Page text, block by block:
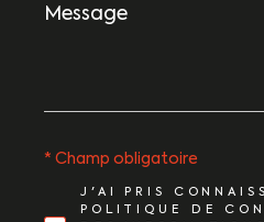
Message
J'AI PRIS
POLITIQUE DE
* Champ obligatoire